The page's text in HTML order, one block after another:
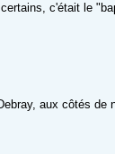
c'était le
aux côtés